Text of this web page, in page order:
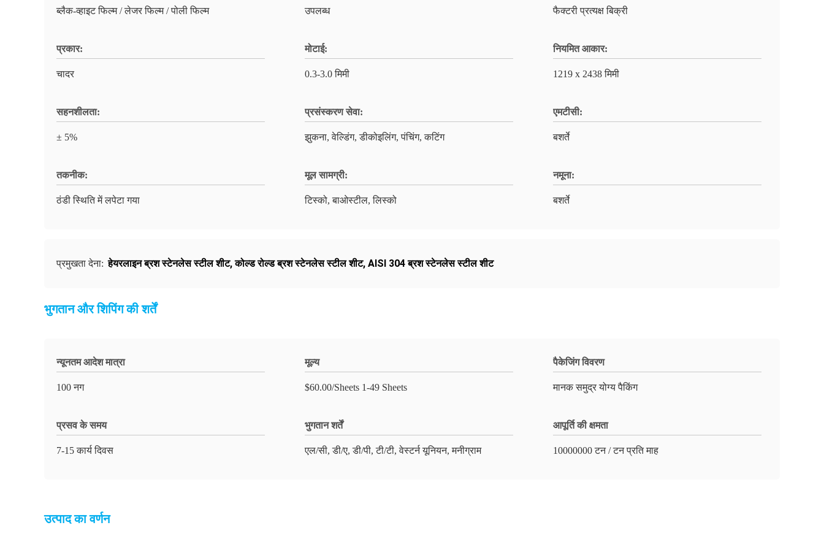
ब्लैक-व्हाइट फिल्म / लेजर फिल्म / पोली फिल्म उपलब्ध फैक्टरी प्रत्यक्ष बिक्री
प्रकार:
चादर
मोटाई:
0.3-3.0 मिमी
नियमित आकार:
1219 x 2438 मिमी
सहनशीलता:
± 5%
प्रसंस्करण सेवा:
झुकना, वेल्डिंग, डीकोइलिंग, पंचिंग, कटिंग
एमटीसी:
बशर्ते
तकनीक:
ठंडी स्थिति में लपेटा गया
मूल सामग्री:
टिस्को, बाओस्टील, लिस्को
नमूना:
बशर्ते
प्रमुखता देना: हेयरलाइन ब्रश स्टेनलेस स्टील शीट,कोल्ड रोल्ड ब्रश स्टेनलेस स्टील शीट, AISI 304 ब्रश स्टेनलेस स्टील शीट
भुगतान और शिपिंग की शर्तें
न्यूनतम आदेश मात्रा
100 नग
मूल्य
$60.00/Sheets 1-49 Sheets
पैकेजिंग विवरण
मानक समुद्र योग्य पैकिंग
प्रसव के समय
7-15 कार्य दिवस
भुगतान शर्तें
एल/सी, डी/ए, डी/पी, टी/टी, वेस्टर्न यूनियन, मनीग्राम
आपूर्ति की क्षमता
10000000 टन / टन प्रति माह
उत्पाद का वर्णन